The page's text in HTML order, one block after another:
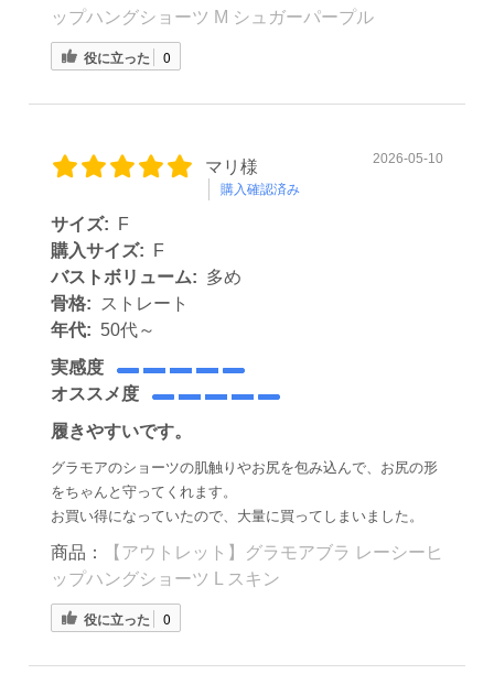
ップハングショーツ M シュガーパープル
役に立った 0
マリ様
購入確認済み
2026-05-10
サイズ:
F
購入サイズ:
F
バストボリューム: 多め
骨格:
ストレート
年代: 50代～
実感度
オススメ度
履きやすいです。
グラモアのショーツの肌触りやお尻を包み込んで、お尻の形
をちゃんと守ってくれます。
お買い得になっていたので、大量に買ってしまいました。
商品：
【アウトレット】グラモアブラ レーシーヒ
ップハングショーツ L スキン
役に立った 0